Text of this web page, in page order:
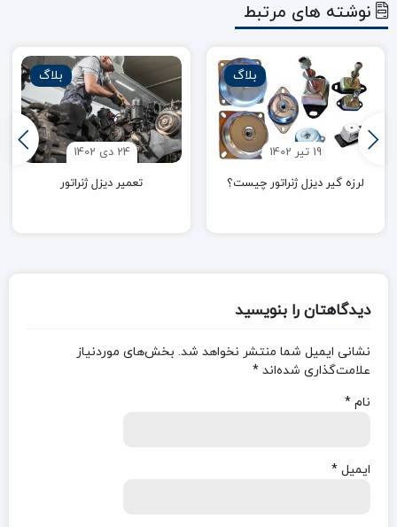
نوشته های مرتبط
بلاگ
19 تیر 1402
لرزه گیر دیزل ژنراتور چیست؟
بلاگ
24 دی 1402
تعمیر دیزل ژنراتور
دیدگاهتان را بنویسید
نشانی ایمیل شما منتشر نخواهد شد. بخش‌های موردنیاز
علامت‌گذاری شده‌اند *
نام *
ایمیل *